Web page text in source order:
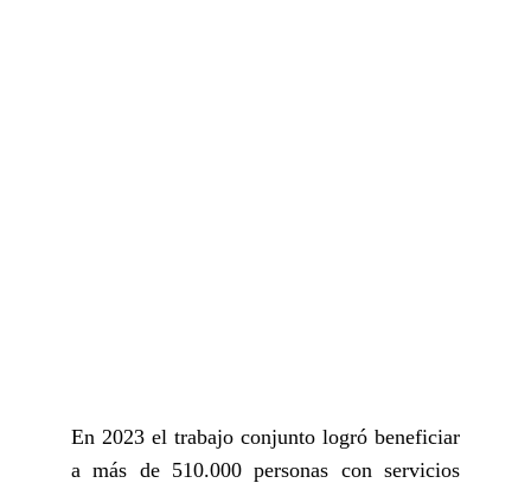
En 2023 el trabajo conjunto logró beneficiar
a más de 510.000 personas con servicios